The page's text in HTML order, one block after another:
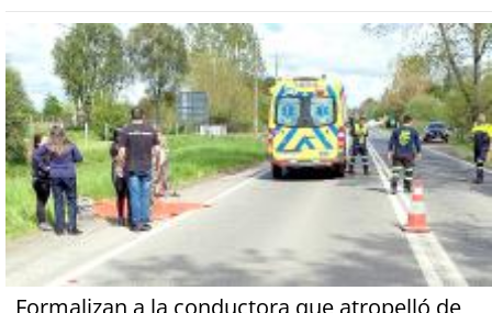
Formalizan a la conductora que atropelló de